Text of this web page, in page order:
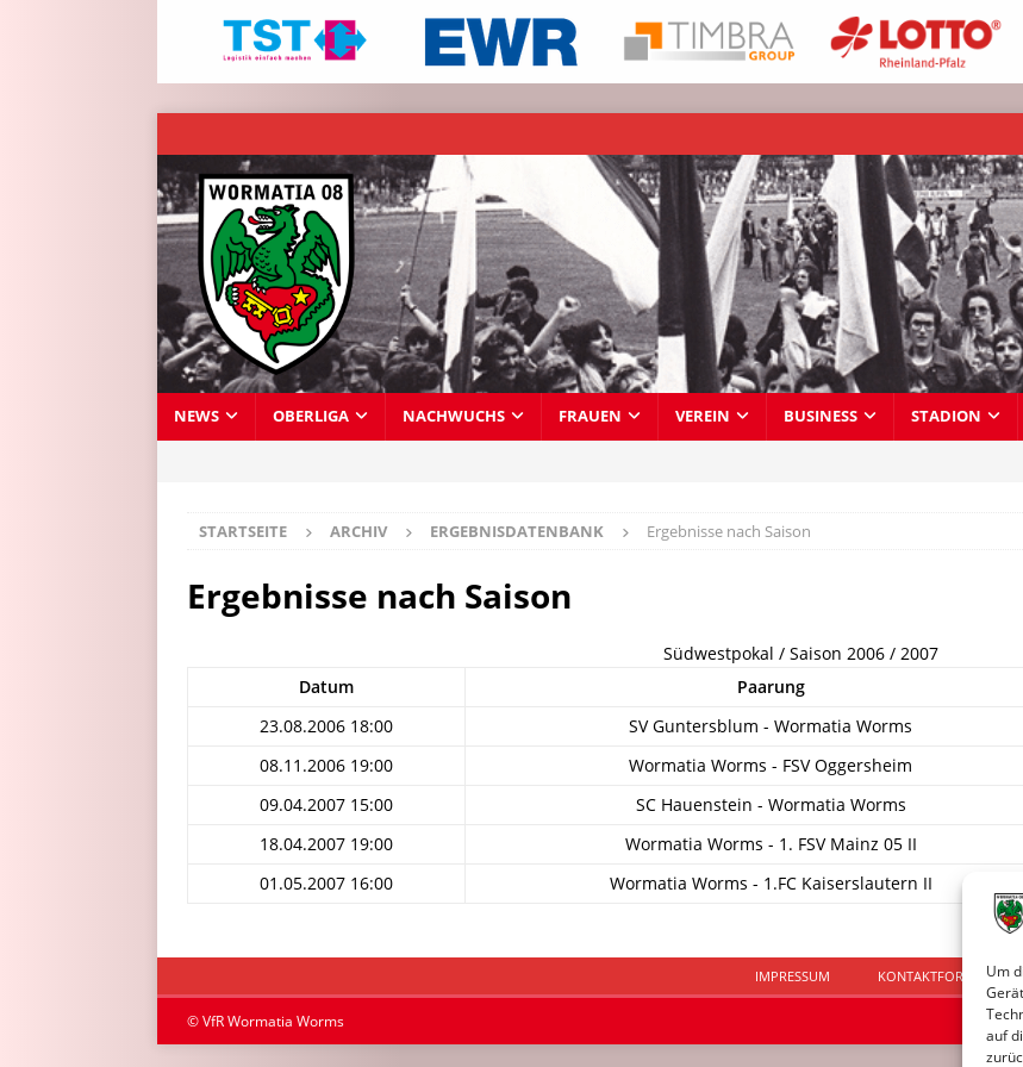
Um
auf
NEWS OBERLIGA NACHWUCHS FRAUEN VEREIN BUSINESS STADION
STARTSEITE ARCHIV ERGEBNISDATENBANK Ergebnisse nach Saison
Ergebnisse nach Saison
Südwestpokal / Saison 2006 / 2007
Datum
Paarung
23.08.2006 18:00
SV Guntersblum - Wormatia Worms
08.11.2006 19:00
Wormatia Worms - FSV Oggersheim
09.04.2007 15:00
SC Hauenstein - Wormatia Worms
18.04.2007 19:00
Wormatia Worms - 1. FSV Mainz 05 II
01.05.2007 16:00
Wormatia Worms - 1.FC Kaiserslautern II
IMPRESSUM KONTAKTFORMULAR
© VfR Wormatia Worms